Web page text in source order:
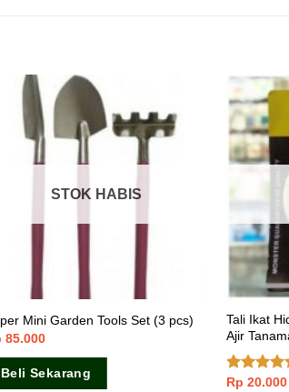
STOK HABIS
Mini Garden Tools Set (3 pcs)
85.000
Beli Sekarang
Tali Ikat
Ajir
Dinilai
Rp 20.000